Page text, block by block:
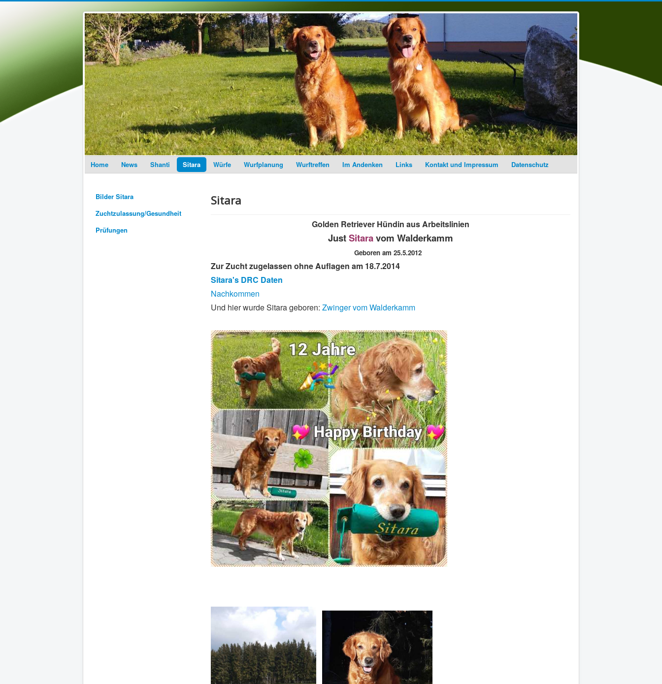
Home News Shanti Sitara Würfe Wurfplanung Wurftreffen Im Andenken Links Kontakt und Impressum Datenschutz
Bilder Sitara
Zuchtzulassung/Gesundheit
Prüfungen
Sitara
Golden Retriever Hündin aus Arbeitslinien
JustSitaravom Walderkamm
Geboren am 25.5.2012
Zur Zucht zugelassen ohne Auflagen am 18.7.2014
Sitara's DRC Daten
Nachkommen
Und hier wurde Sitara geboren:Zwinger vom Walderkamm